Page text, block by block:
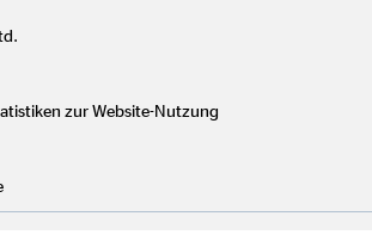
bieten
bei uns durchzustarten, muss man nicht in
zur Website-Nutzung